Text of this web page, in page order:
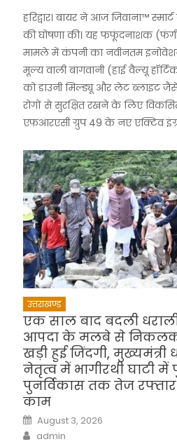
हरिद्वार। बायर ने आज जिवाना™️
की घोषणा की। यह फफूंदनाशक
मामले में कंपनी का नवीनतम
मूल्य वाली बागवानी (हाई वैल्यू
को डाउनी मिल्ड्यू और लेट ब्लाइट जैसे
रोगों से सुरक्षित रखने के लिए
एफआरएसी ग्रुप 49 के नए एक्टिव
उत्तराखण्ड
एक साल बाद बदली
आपदा के मलबे से
खड़ी हुई जिंदगी, मुख्यमंत्री
नेतृत्व में भागीरथी घाटी में
पुनर्विकास तक तेज
काम
Posted
on
August 3, 2026
Author
admin